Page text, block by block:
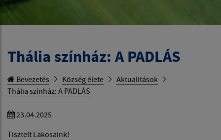
Thália színház: A PADLÁS
Bevezetés Község élete
Aktualitások
Thália színház: A PADLÁS
23.04.2025
Tisztelt Lakosaink!